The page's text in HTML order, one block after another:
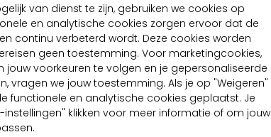
van dienst te zijn, gebruiken we cookies op
en analytische cookies zorgen ervoor dat de
continu verbeterd wordt. Deze cookies worden
geen toestemming. Voor marketingcookies,
jouw voorkeuren te volgen en je gepersonaliseerde
vragen we jouw toestemming. Als je op "Weigeren"
functionele en analytische cookies geplaatst. Je
klikken voor meer informatie of om jouw
& RETOURNEREN